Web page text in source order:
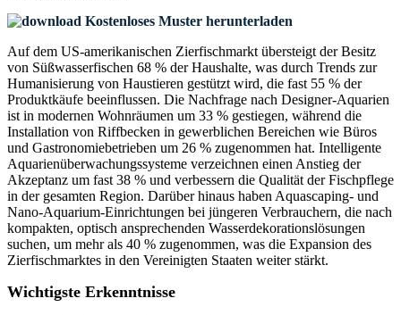
Kostenloses Muster herunterladen
Auf dem US-amerikanischen Zierfischmarkt übersteigt der Besitz
von Süßwasserfischen 68 % der Haushalte, was durch Trends zur
Humanisierung von Haustieren gestützt wird, die fast 55 % der
Produktkäufe beeinflussen. Die Nachfrage nach Designer-Aquarien
ist in modernen Wohnräumen um 33 % gestiegen, während die
Installation von Riffbecken in gewerblichen Bereichen wie Büros
und Gastronomiebetrieben um 26 % zugenommen hat. Intelligente
Aquarienüberwachungssysteme verzeichnen einen Anstieg der
Akzeptanz um fast 38 % und verbessern die Qualität der Fischpflege
in der gesamten Region. Darüber hinaus haben Aquascaping- und
Nano-Aquarium-Einrichtungen bei jüngeren Verbrauchern, die nach
kompakten, optisch ansprechenden Wasserdekorationslösungen
suchen, um mehr als 40 % zugenommen, was die Expansion des
Zierfischmarktes in den Vereinigten Staaten weiter stärkt.
Wichtigste Erkenntnisse